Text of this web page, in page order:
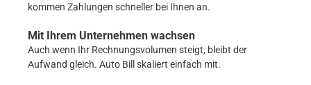
kommen Zahlungen schneller bei Ihnen an.
Mit Ihrem Unternehmen wachsen
Auch wenn Ihr Rechnungsvolumen steigt, bleibt der
Aufwand gleich. Auto Bill skaliert einfach mit.